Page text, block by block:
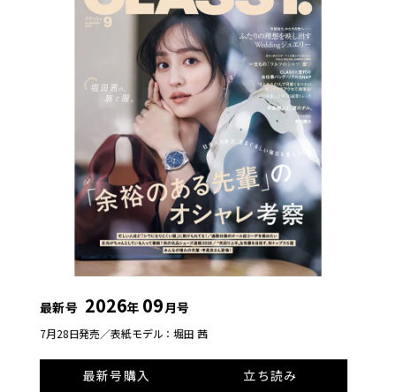
最新号 2026年 09月号
7月28日発売／表紙モデル：堀田 茜
最新号購入
立ち読み